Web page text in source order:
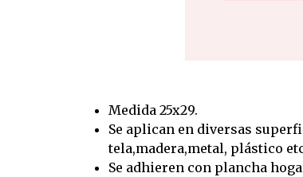
Medida 25x29.
Se aplican en diversas
tela,madera,metal, plástico
Se adhieren con plancha